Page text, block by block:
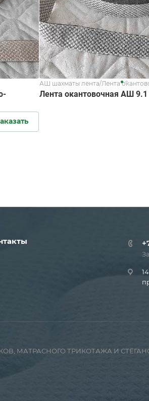
АШ шахматы лента/Лента
Лента окантовочная АШ 9.1
МАТРАСНОГО ТРИКОТАЖА И